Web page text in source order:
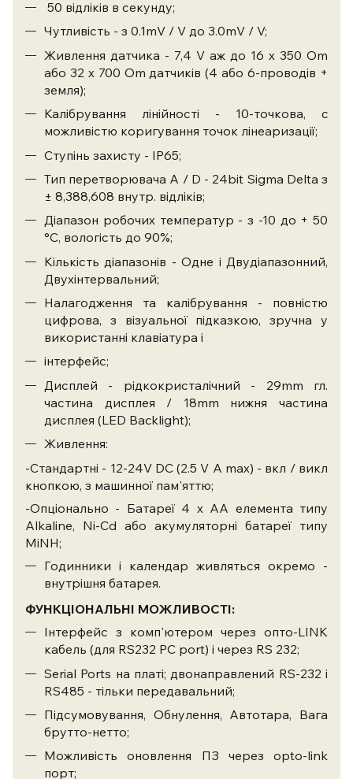
50 відліків в секунду;
Чутливість - з 0.1mV / V до 3.0mV / V;
Живлення датчика - 7,4 V аж до 16 x 350 Оm
або 32 x 700 Оm датчиків (4 або 6-проводів +
земля);
Калібрування лінійності - 10-точкова, c
можливістю коригування точок лінеаризації;
Ступінь захисту - IP65;
Тип перетворювача A / D - 24bit Sigma Delta з
± 8,388,608 внутр. відліків;
Діапазон робочих температур - з -10 до + 50
°C, вологість до 90%;
Кількість діапазонів - Одне і Двудіапазонний,
Двухінтервальний;
Налагодження та калібрування - повністю
цифрова, з візуальної підказкою, зручна у
використанні клавіатура і
інтерфейс;
Дисплей - рідкокристалічний - 29mm гл.
частина дисплея / 18mm нижня частина
дисплея (LED Backlight);
Живлення:
-Стандартні - 12-24V DC (2.5 V A max) - вкл / викл
кнопкою, з машинної пам'яттю;
-Опціонально - Батареї 4 x AA елемента типу
Alkaline, Ni-Cd або акумуляторні батареї типу
MiNH;
Годинники і календар живляться окремо -
внутрішня батарея.
ФУНКЦІОНАЛЬНІ МОЖЛИВОСТІ:
Інтерфейс з комп'ютером через опто-LINK
кабель (для RS232 PC port) і через RS 232;
Serial Ports на платі; двонаправлений RS-232 і
RS485 - тільки передавальний;
Підсумовування, Обнулення, Автотара, Вага
брутто-нетто;
Можливість оновлення ПЗ через opto-link
порт;